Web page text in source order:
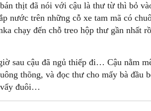
thịt đã nói với cậu là thư từ thì bỏ
nước trên những cỗ xe tam mã có
chạy đến chỗ treo hộp thư gần nhất
sau cậu đã ngủ thiếp đi… Cậu nằm
thõng, và đọc thư cho mấy bà đầu
vẩy đuôi…